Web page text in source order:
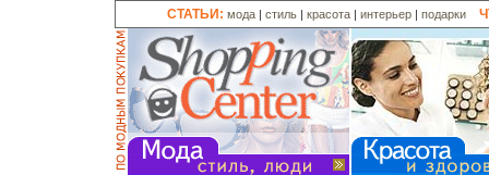
СТАТЬИ: мода | стиль | красота | интерьер | подарки